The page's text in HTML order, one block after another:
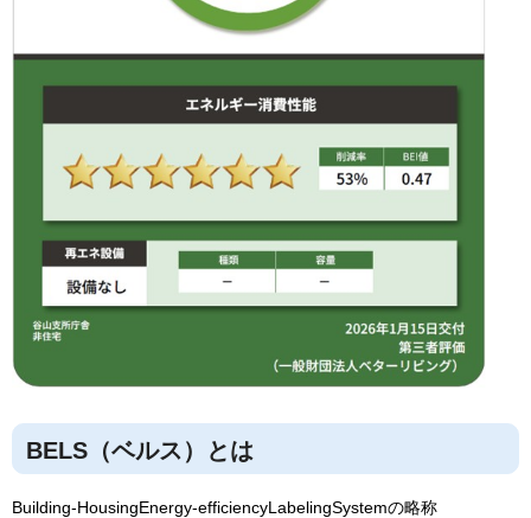
BELS（ベルス）とは
Building-HousingEnergy-efficiencyLabelingSystemの略称